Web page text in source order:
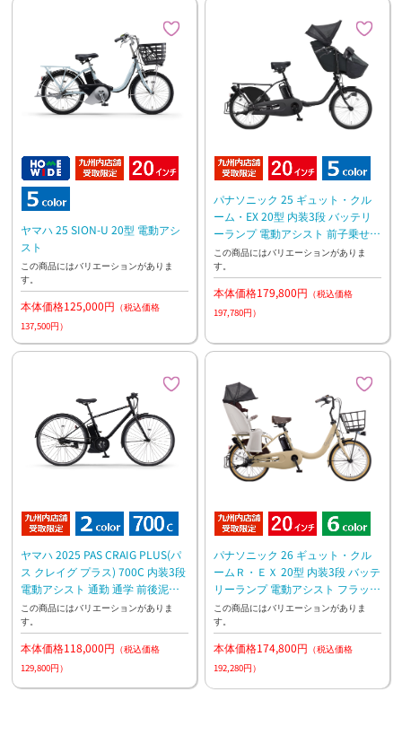
ヤマハ 25 SION-U 20型 電動アシ
スト
この商品にはバリエーションがありま
す。
本体価格125,000円 （税込価格
137,500円）
パナソニック 25 ギュット・クル
ーム・EX 20型 内装3段 バッテリ
ーランプ 電動アシスト 前子乗せモ
デル
この商品にはバリエーションがありま
す。
本体価格179,800円 （税込価格
197,780円）
ヤマハ 2025 PAS CRAIG PLUS(パ
ス クレイグ プラス) 700C 内装3段
電動アシスト 通勤 通学 前後泥よ
け付き
この商品にはバリエーションがありま
す。
本体価格118,000円 （税込価格
129,800円）
パナソニック 26 ギュット・クル
ームＲ・ＥＸ 20型 内装3段 バッテ
リーランプ 電動アシスト フラッグ
シップモデル ラクイック 押し歩き
この商品にはバリエーションがありま
す。
本体価格174,800円 （税込価格
192,280円）